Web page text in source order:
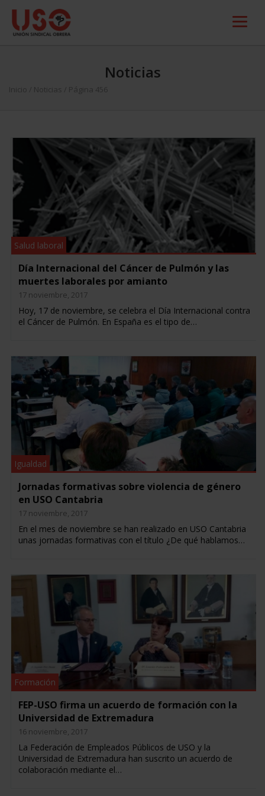
Noticias
Inicio Noticias / Página 456
Salud laboral
Día Internacional del Cáncer de Pulmón y las
muertes laborales por amianto
17 noviembre, 2017
Hoy, 17 de noviembre, se celebra el Día Internacional contra
el Cáncer de Pulmón. En España es el tipo de…
Igualdad
Jornadas formativas sobre violencia de género
en USO Cantabria
17 noviembre, 2017
En el mes de noviembre se han realizado en USO Cantabria
unas jornadas formativas con el título ¿De qué hablamos…
Formación
FEP-USO firma un acuerdo de formación con la
Universidad de Extremadura
16 noviembre, 2017
La Federación de Empleados Públicos de USO y la
Universidad de Extremadura han suscrito un acuerdo de
colaboración mediante el…